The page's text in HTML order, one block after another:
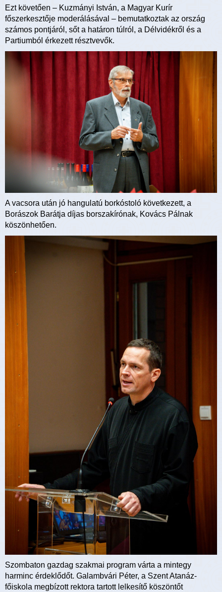
Ezt követően – Kuzmányi István, a Magyar Kurír
főszerkesztője moderálásával – bemutatkoztak az ország
számos pontjáról, sőt a határon túlról, a Délvidékről és a
Partiumból érkezett résztvevők.
A vacsora után jó hangulatú borkóstoló következett, a
Borászok Barátja díjas borszakírónak, Kovács Pálnak
köszönhetően.
Szombaton gazdag szakmai program várta a mintegy
harminc érdeklődőt. Galambvári Péter, a Szent Atanáz-
főiskola megbízott rektora tartott lelkesítő köszöntőt